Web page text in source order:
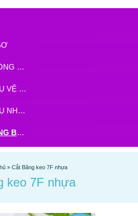
VĂN PHÒNG PHẨM
DỤNG CỤ VỆ SINH
DỤNG CỤ NHÀ BẾP
HỆ THỐNG BHX - TGDĐ ĐẶT HÀNG TẠI ĐÂY
» Cắt Băng keo 7F nhựa
keo 7F nhựa